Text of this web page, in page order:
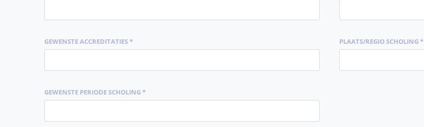
GEWENSTE ACCREDITATIES * PLAATS/REGIO SCHOLING *
GEWENSTE PERIODE SCHOLING *